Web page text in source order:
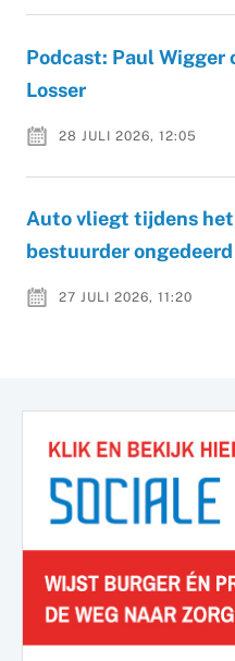
Podcast: Paul Wigger
Losser
28 JULI 2026, 12:05
Auto vliegt tijdens
bestuurder ongedeerd
27 JULI 2026, 11:20